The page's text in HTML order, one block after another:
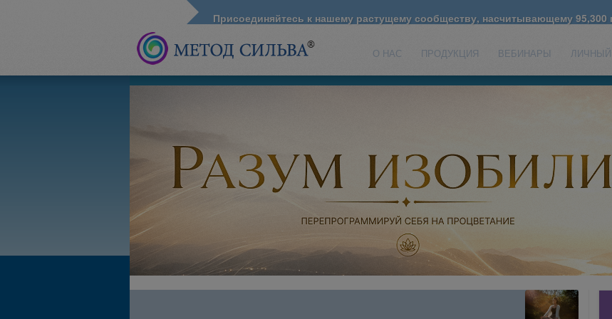
О НАС ПРОДУКЦИЯ ВЕБИНАРЫ ЛИЧНЫЙ
Присоединяйтесь к нашему растущему сообществу, насчитывающему 95,300